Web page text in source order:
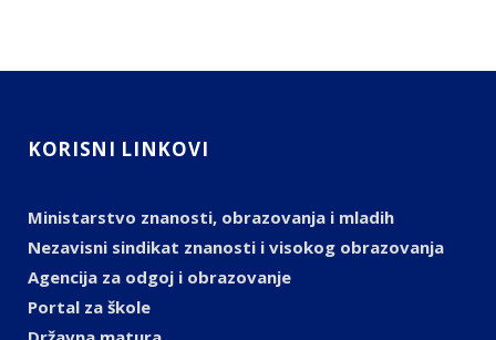
KORISNI LINKOVI
Ministarstvo znanosti, obrazovanja i mladih
Nezavisni sindikat znanosti i visokog obrazovanja
Agencija za odgoj i obrazovanje
Portal za škole